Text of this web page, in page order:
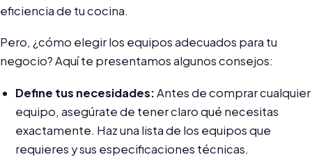
eficiencia de tu cocina.
Pero, ¿cómo elegir los equipos adecuados para tu
negocio? Aquí te presentamos algunos consejos:
Define tus necesidades:Antes de comprar cualquier
equipo, asegúrate de tener claro qué necesitas
exactamente. Haz una lista de los equipos que
requieres y sus especificaciones técnicas.